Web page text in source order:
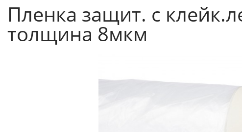
Пленка защит. с
толщина 8мкм